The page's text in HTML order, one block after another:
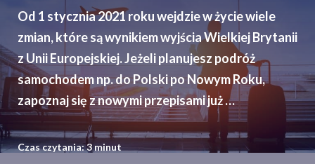
Od 1 stycznia 2021 roku wejdzie w życie wiele
zmian, które są wynikiem wyjścia Wielkiej Brytanii
z Unii Europejskiej. Jeżeli planujesz podróż
samochodem np. do Polski po Nowym Roku,
zapoznaj się z nowymi przepisami już …
Czas czytania:3minut